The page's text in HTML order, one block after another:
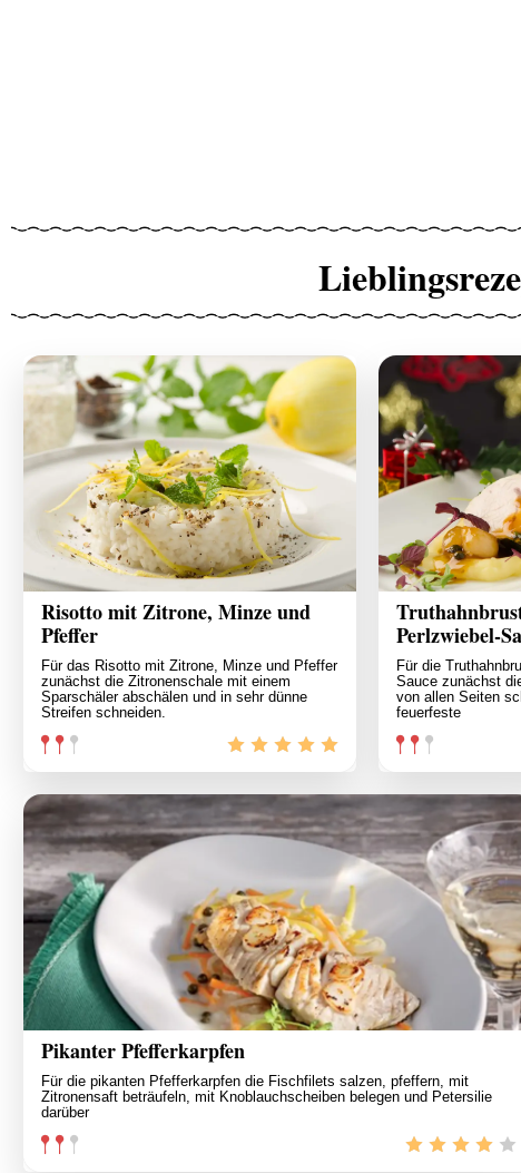
Risotto mit Zitrone, Minze und
Pfeffer
Für das Risotto mit Zitrone, Minze und Pfeffer
zunächst die Zitronenschale mit einem
Sparschäler abschälen und in sehr dünne
Streifen schneiden.
Perlzwiebel-
Für die
Sauce zunächst
von allen Seiten
feuerfeste
Pikanter Pfefferkarpfen
Für die pikanten Pfefferkarpfen die Fischfilets salzen, pfeffern, mit
Zitronensaft beträufeln, mit Knoblauchscheiben belegen und Petersilie
darüber